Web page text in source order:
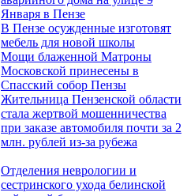
Января в Пензе
В Пензе осужденные изготовят
мебель для новой школы
Мощи блаженной Матроны
Московской принесены в
Спасский собор Пензы
Жительница Пензенской области
стала жертвой мошенничества
при заказе автомобиля почти за 2
млн. рублей из-за рубежа
Отделения неврологии и
сестринского ухода белинской